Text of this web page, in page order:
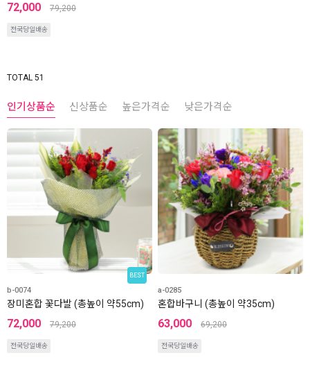
72,000 79,200
전국당일배송
TOTAL 51
인기상품순 신상품순 높은가격순 낮은가격순
BEST
b-0074
장미혼합 꽃다발 (총높이 약55cm)
72,000 79,200
전국당일배송
a-0285
혼합바구니 (총높이 약35cm)
63,000 69,200
전국당일배송